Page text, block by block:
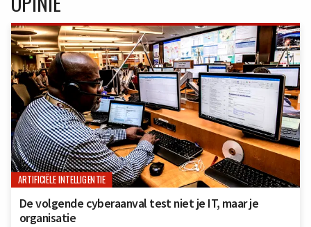
ARTIFICIËLE INTELLIGENTIE
De volgende cyberaanval test niet je IT, maar je
organisatie